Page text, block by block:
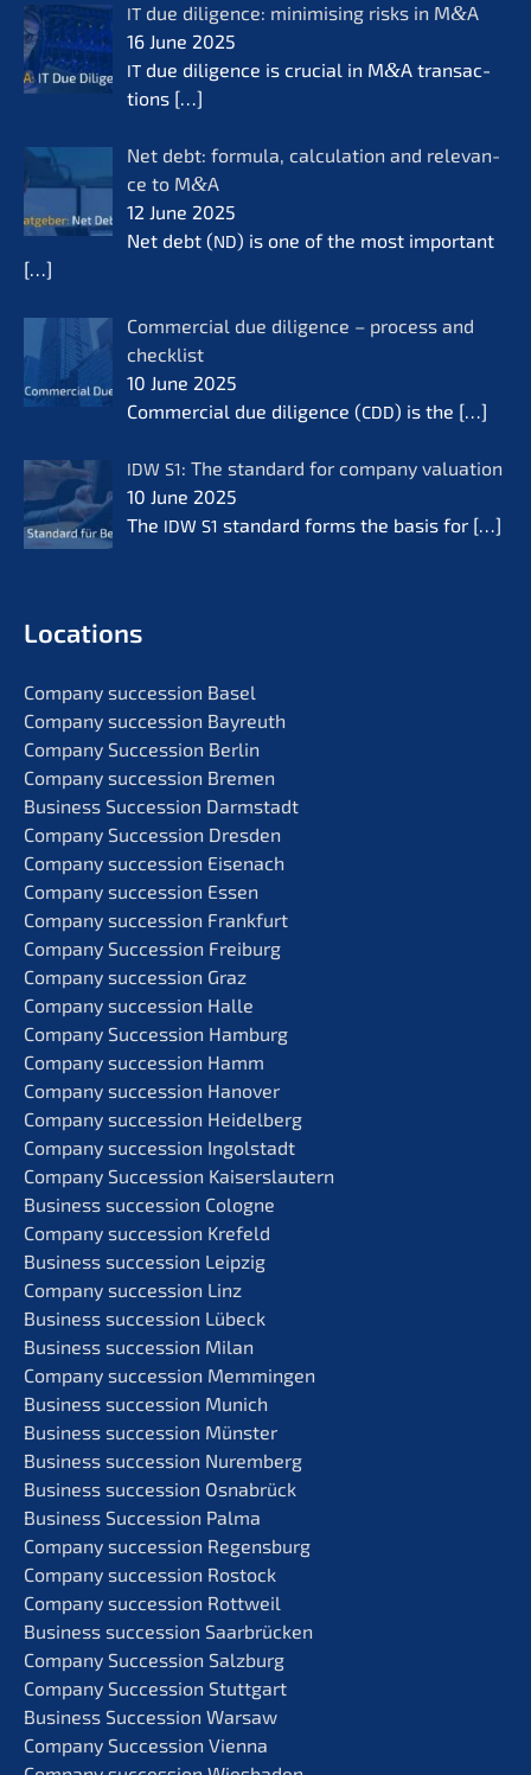
IT due diligence: minimi­sing risks in M&A
16 June 2025
IT due diligence is crucial in M&A transac­
tions […]
Net debt: formu­la, calcu­la­ti­on and relevan­
ce to M&A
12 June 2025
Net debt (ND) is one of the most important
[…]
Commer­cial due diligence – process and
check­list
10 June 2025
Commer­cial due diligence (CDD) is the […]
IDW S1: The standard for compa­ny valua­ti­on
10 June 2025
The IDW S1 standard forms the basis for […]
Locati­ons
Compa­ny succes­si­on Basel
Compa­ny succes­si­on Bayreuth
Compa­ny Succes­si­on Berlin
Compa­ny succes­si­on Bremen
Business Succes­si­on Darmstadt
Compa­ny Succes­si­on Dresden
Compa­ny succes­si­on Eisenach
Compa­ny succes­si­on Essen
Compa­ny succes­si­on Frankfurt
Compa­ny Succes­si­on Freiburg
Compa­ny succes­si­on Graz
Compa­ny succes­si­on Halle
Compa­ny Succes­si­on Hamburg
Compa­ny succes­si­on Hamm
Compa­ny succes­si­on Hanover
Compa­ny succes­si­on Heidelberg
Compa­ny succes­si­on Ingolstadt
Compa­ny Succes­si­on Kaiserslautern
Business succes­si­on Cologne
Compa­ny succes­si­on Krefeld
Business succes­si­on Leipzig
Compa­ny succes­si­on Linz
Business succes­si­on Lübeck
Business succes­si­on Milan
Compa­ny succes­si­on Memmingen
Business succes­si­on Munich
Business succes­si­on Münster
Business succes­si­on Nuremberg
Business succes­si­on Osnabrück
Business Succes­si­on Palma
Compa­ny succes­si­on Regensburg
Compa­ny succes­si­on Rostock
Compa­ny succes­si­on Rottweil
Business succes­si­on Saarbrücken
Compa­ny Succes­si­on Salzburg
Compa­ny Succes­si­on Stuttgart
Business Succes­si­on Warsaw
Compa­ny Succes­si­on Vienna